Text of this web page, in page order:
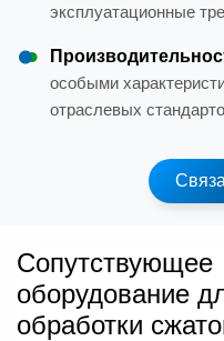
эксплуатационные
особыми
отраслевых
Сопутствующее
оборудование
обработки